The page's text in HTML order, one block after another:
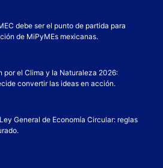
debe ser el punto de partida para
de MiPyMEs mexicanas.
por el Clima y la Naturaleza 2026:
convertir las ideas en acción.
General de Economía Circular: reglas